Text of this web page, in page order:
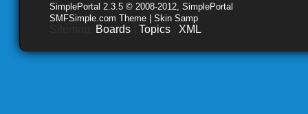
SimplePortal 2.3.5 © 2008-2012, SimplePortal
SMFSimple.com Theme | Skin Samp
Boards Topics XML